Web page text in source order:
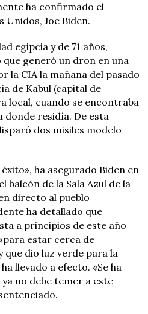
ha confirmado el
Unidos, Joe Biden.
egipcia y de 71 años,
generó un dron en una
la CIA la mañana del pasado
de Kabul (capital de
local, cuando se encontraba
donde residía. De esta
dos misiles modelo
ha asegurado Biden en
balcón de la Sala Azul de la
directo al pueblo
ha detallado que
a principios de este año
estar cerca de
que dio luz verde para la
llevado a efecto. «Se ha
no debe temer a este